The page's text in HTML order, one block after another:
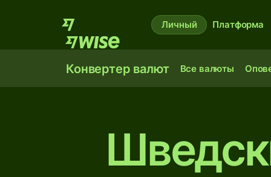
Личный Платформа
Конвертер валют Все валюты